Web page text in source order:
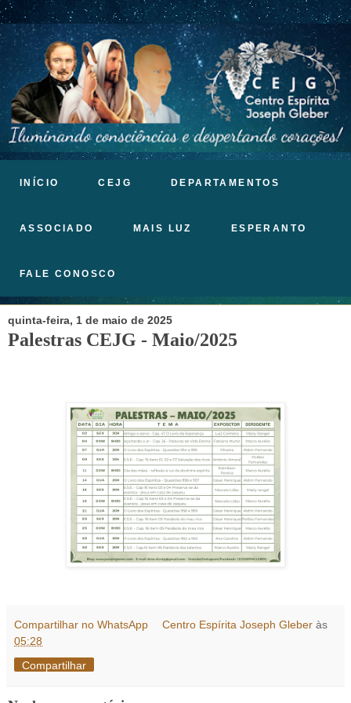
INÍCIO CEJG DEPARTAMENTOS
ASSOCIADO MAIS LUZ ESPERANTO
FALE CONOSCO
quinta-feira, 1 de maio de 2025
Palestras CEJG - Maio/2025
Compartilhar no WhatsApp Centro Espírita Joseph Gleber às
05:28
Compartilhar